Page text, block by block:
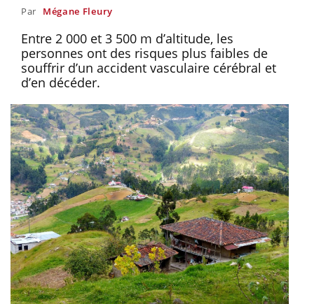
Par Mégane Fleury
Entre 2 000 et 3 500 m d’altitude, les
personnes ont des risques plus faibles de
souffrir d’un accident vasculaire cérébral et
d’en décéder.